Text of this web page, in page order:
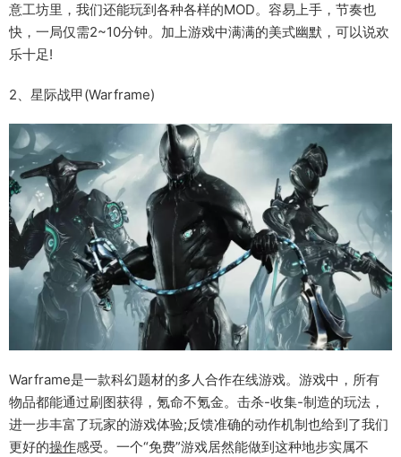
意工坊里，我们还能玩到各种各样的MOD。容易上手，节奏也
快，一局仅需2~10分钟。加上游戏中满满的美式幽默，可以说欢
乐十足!
2、星际战甲(Warframe)
Warframe是一款科幻题材的多人合作在线游戏。游戏中，所有
物品都能通过刷图获得，氪命不氪金。击杀-收集-制造的玩法，
进一步丰富了玩家的游戏体验;反馈准确的动作机制也给到了我们
更好的操作感受。一个“免费”游戏居然能做到这种地步实属不